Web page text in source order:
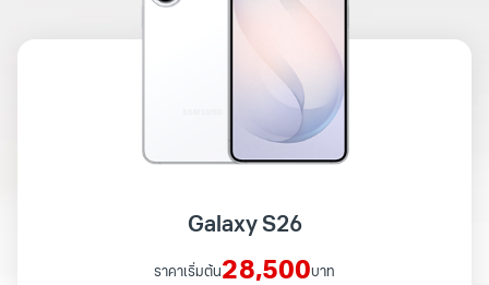
Galaxy S26
ราคาเริ่มต้น28,500บาท